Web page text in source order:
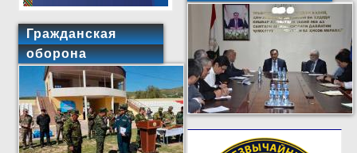
Гражданская
оборона